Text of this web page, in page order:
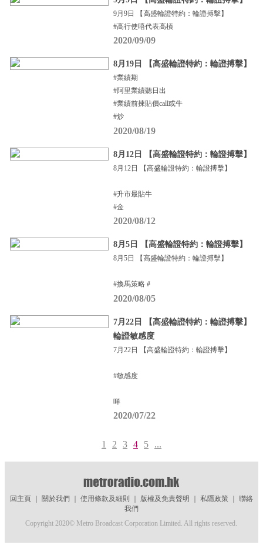
9月9日 【高盛輪證特約：輪證搏擊】
#高行使唔代表高槓
2020/09/09
8月19日 【高盛輪證特約：輪證搏擊】
#業績期
#阿里業績聽日出
#業績前揀貼價call或牛
#炒
2020/08/19
8月12日 【高盛輪證特約：輪證搏擊】
8月12日 【高盛輪證特約：輪證搏擊】
#升市最貼牛
#金
2020/08/12
8月5日 【高盛輪證特約：輪證搏擊】
8月5日 【高盛輪證特約：輪證搏擊】
#換馬策略 #
2020/08/05
7月22日 【高盛輪證特約：輪證搏擊】
輪證敏感度
7月22日 【高盛輪證特約：輪證搏擊】
#敏感度
咩
2020/07/22
1 2 3 4 5 ...
回主頁｜ 關於我們 使用條款及細則 版權及免責聲明 私隱政策｜ 聯絡
我們
Copyright 2020© Metro Broadcast Corporation Limited. All rights reserved.